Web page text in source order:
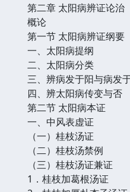
第二章 太阳病辨证论治
概论
第一节 太阳病辨证纲要
一、太阳病提纲
二、太阳病分类
三、辨病发于阳与病发
四、辨太阳病传变与否
第二节 太阳病本证
一、中风表虚证
（一）桂枝汤证
（二）桂枝汤禁例
（三）桂枝汤证兼证
1．桂枝加葛根汤证